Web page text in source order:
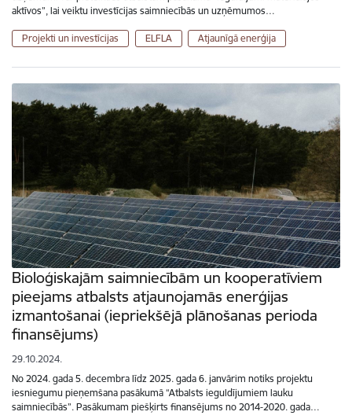
aktīvos”, lai veiktu investīcijas saimniecībās un uzņēmumos…
Projekti un investīcijas ELFLA Atjaunīgā enerģija
Bioloģiskajām saimniecībām un kooperatīviem
pieejams atbalsts atjaunojamās enerģijas
izmantošanai (iepriekšējā plānošanas perioda
finansējums)
29.10.2024.
No 2024. gada 5. decembra līdz 2025. gada 6. janvārim notiks projektu
iesniegumu pieņemšana pasākumā “Atbalsts ieguldījumiem lauku
saimniecībās”. Pasākumam piešķirts finansējums no 2014-2020. gada…